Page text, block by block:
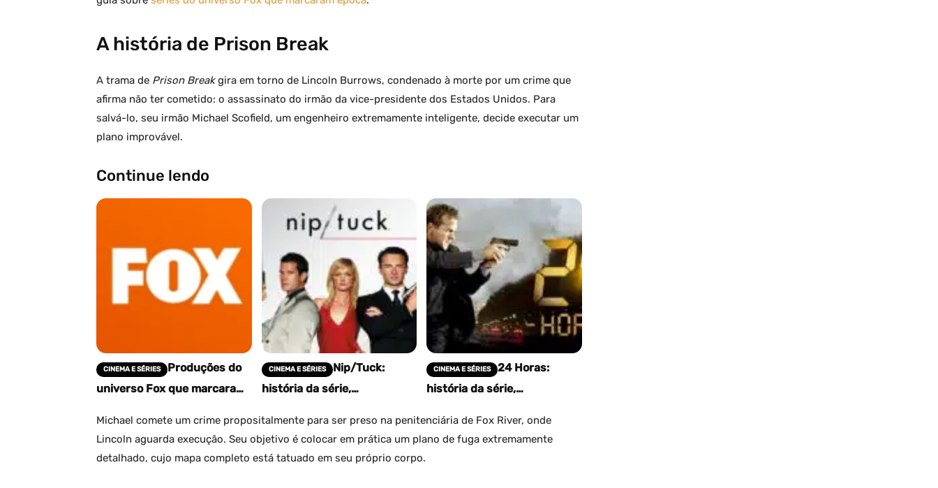
A história de Prison Break
A trama de Prison Breakgira em torno de Lincoln Burrows, condenado à morte por um crime que
afirma não ter cometido: o assassinato do irmão da vice-presidente dos Estados Unidos. Para
salvá-lo, seu irmão Michael Scofield, um engenheiro extremamente inteligente, decide executar um
plano improvável.
Continue lendo
CINEMA E SÉRIES
Produções do
universo Fox que marcaram
Horas, Os Simpsons e outras
séries marcantes
CINEMA E SÉRIES
Nip/Tuck:
história da série,
do drama sobre cirurgia
plástica
CINEMA E SÉRIES
24 Horas:
história da série,
sobre Jack Bauer
Michael comete um crime propositalmente para ser preso na penitenciária de Fox River, onde
Lincoln aguarda execução. Seu objetivo é colocar em prática um plano de fuga extremamente
detalhado, cujo mapa completo está tatuado em seu próprio corpo.